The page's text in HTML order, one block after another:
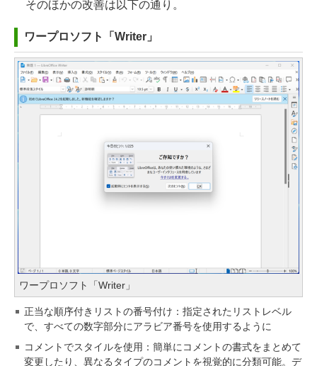
そのほかの改善は以下の通り。
ワープロソフト「Writer」
ワープロソフト「Writer」
正当な順序付きリストの番号付け：指定されたリストレベル
で、すべての数字部分にアラビア番号を使用するように
コメントでスタイルを使用：簡単にコメントの書式をまとめて
変更したり、異なるタイプのコメントを視覚的に分類可能。デ